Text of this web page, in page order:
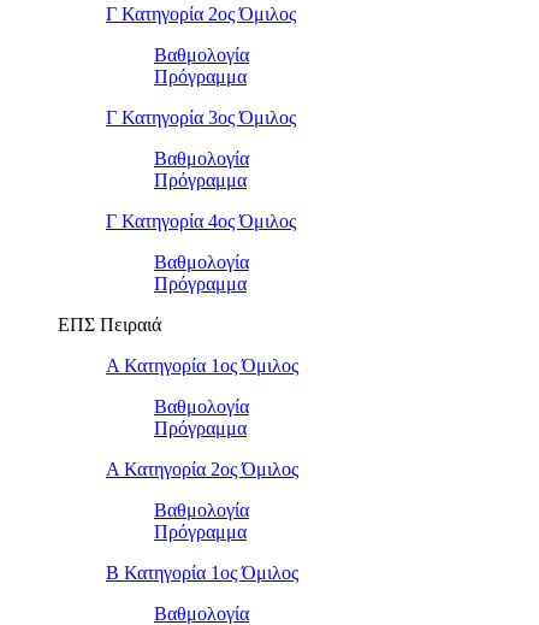
Γ Κατηγορία 2ος Όμιλος
Βαθμολογία
Πρόγραμμα
Γ Κατηγορία 3ος Όμιλος
Βαθμολογία
Πρόγραμμα
Γ Κατηγορία 4ος Όμιλος
Βαθμολογία
Πρόγραμμα
ΕΠΣ Πειραιά
Α Κατηγορία 1ος Όμιλος
Βαθμολογία
Πρόγραμμα
Α Κατηγορία 2ος Όμιλος
Βαθμολογία
Πρόγραμμα
Β Κατηγορία 1ος Όμιλος
Βαθμολογία